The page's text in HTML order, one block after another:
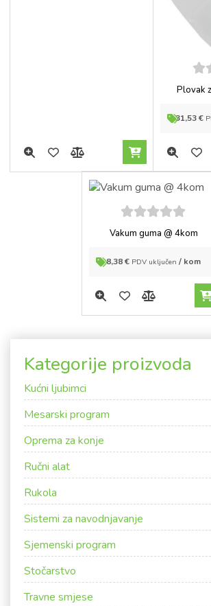
5
Plovak
31,53€
5out of
Vakum guma @ 4kom
8,38€ PDV uključen / kom
Kategorije proizvoda
Kućni ljubimci
Mesarski program
Oprema za konje
Ručni alat
Rukola
Sistemi za navodnjavanje
Sjemenski program
Stočarstvo
Travne smjese